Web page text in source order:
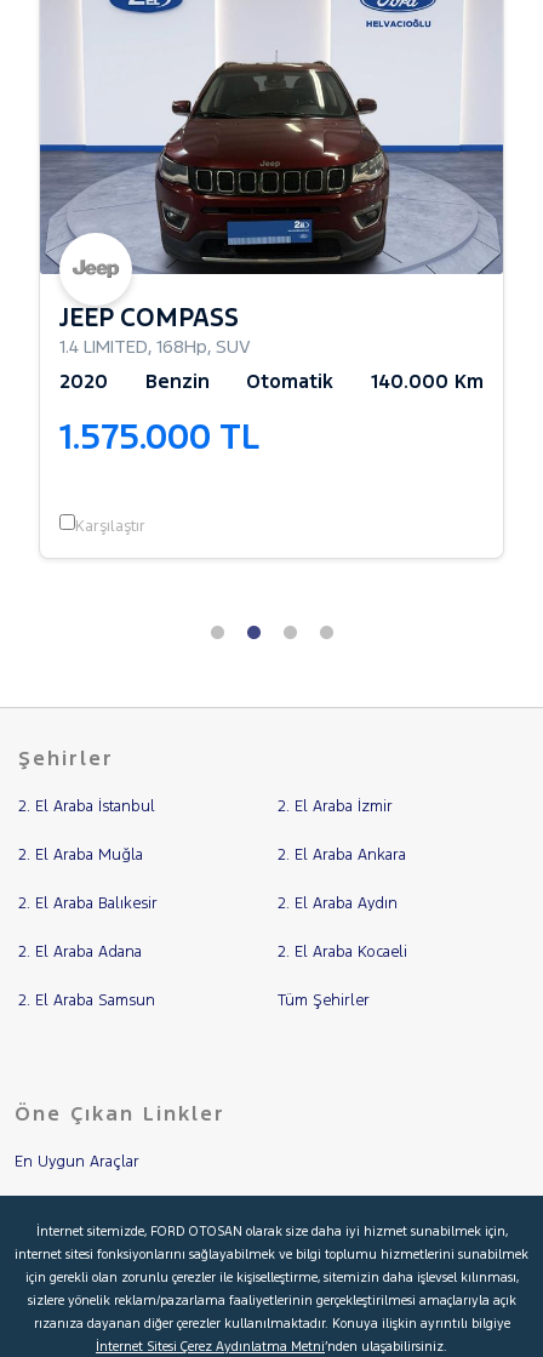
JEEP COMPASS
1.4 LIMITED, 168Hp, SUV
2020 Benzin Otomatik 140.000 Km
1.575.000 TL
Karşılaştır
Şehirler
2. El Araba İstanbul 2. El Araba İzmir
2. El Araba Muğla 2. El Araba Ankara
2. El Araba Balıkesir 2. El Araba Aydın
2. El Araba Adana 2. El Araba Kocaeli
2. El Araba Samsun Tüm Şehirler
Öne Çıkan Linkler
En Uygun Araçlar
İkinci El Garanti
Kampanyalar
İnternet sitemizde, FORD OTOSAN olarak size daha iyi hizmet sunabilmek için,
internet sitesi fonksiyonlarını sağlayabilmek ve bilgi toplumu hizmetlerini sunabilmek
için gerekli olan zorunlu çerezler ile kişiselleştirme, sitemizin daha işlevsel kılınması,
sizlere yönelik reklam/pazarlama faaliyetlerinin gerçekleştirilmesi amaçlarıyla açık
rızanıza dayanan diğer çerezler kullanılmaktadır. Konuya ilişkin ayrıntılı bilgiye
İnternet Sitesi Çerez Aydınlatma Metni’nden ulaşabilirsiniz.